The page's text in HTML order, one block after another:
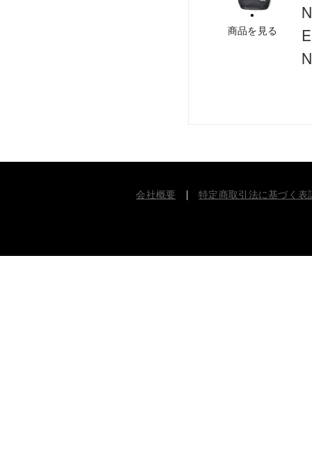
商品を見る
会社概要 |特定商取引法に基づく表